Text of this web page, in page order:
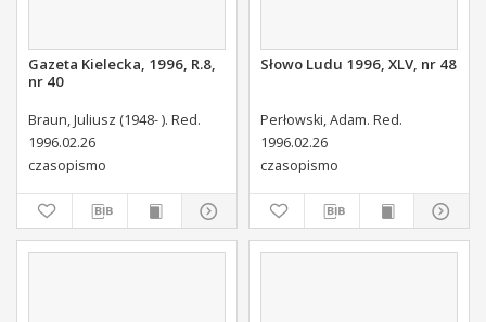
Gazeta Kielecka, 1996, R.8,
nr 40
Braun, Juliusz (1948- ). Red.
1996.02.26
czasopismo
Słowo Ludu 1996, XLV, nr 48
Perłowski, Adam. Red.
1996.02.26
czasopismo